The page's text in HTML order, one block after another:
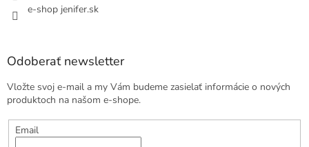
e-shop jenifer.sk
Odoberať newsletter
Vložte svoj e-mail a my Vám budeme zasielať informácie o nových
produktoch na našom e-shope.
Email